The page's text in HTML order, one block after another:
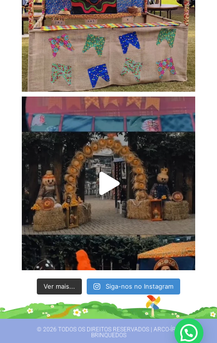
Ver mais... Siga-nos no Instagram
© 2026 TODOS OS DIREITOS RESERVADOS | ARCO-ÍRIS
BRINQUEDOS